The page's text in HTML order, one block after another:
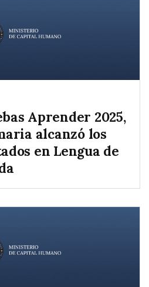
Aprender 2025,
alcanzó los
en Lengua de